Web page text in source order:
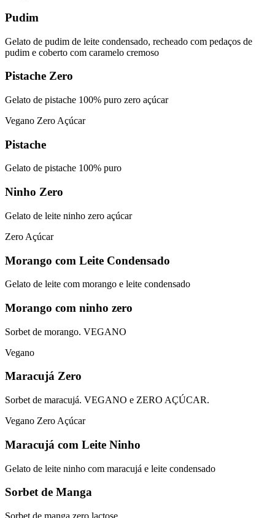
Pudim
Gelato de pudim de leite condensado, recheado com pedaços de
pudim e coberto com caramelo cremoso
Pistache Zero
Gelato de pistache 100% puro zero açúcar
Vegano Zero Açúcar
Pistache
Gelato de pistache 100% puro
Ninho Zero
Gelato de leite ninho zero açúcar
Zero Açúcar
Morango com Leite Condensado
Gelato de leite com morango e leite condensado
Morango com ninho zero
Sorbet de morango. VEGANO
Vegano
Maracujá Zero
Sorbet de maracujá. VEGANO e ZERO AÇÚCAR.
Vegano Zero Açúcar
Maracujá com Leite Ninho
Gelato de leite ninho com maracujá e leite condensado
Sorbet de Manga
Sorbet de manga zero lactose